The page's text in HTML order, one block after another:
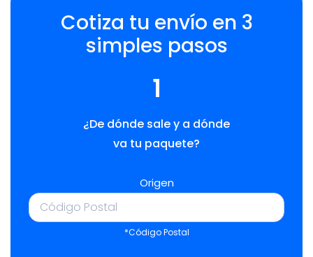
Cotiza tu envío en 3
simples pasos
1
¿De dónde sale y a dónde
va tu paquete?
Origen
*Código Postal